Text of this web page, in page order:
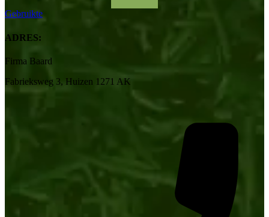
Gebruikte
ADRES:
Firma Baard
Fabrieksweg 3, Huizen 1271 AK